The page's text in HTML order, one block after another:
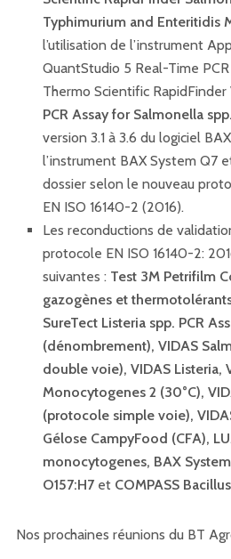
Typhimurium and Enteritidis
l’utilisation de l’instrument
QuantStudio 5 Real-Time
Thermo Scientific RapidFinder
PCR Assay for Salmonella spp.
version 3.1 à 3.6 du logiciel
l’instrument BAX System Q7
dossier selon le nouveau
EN ISO 16140-2 (2016).
Les reconductions de
protocole EN ISO 16140-2:
suivantes : Test 3M Petrifilm
gazogènes et
SureTect Listeria spp. PCR
(dénombrement), VIDAS
double voie), VIDAS Listeria,
Monocytogenes 2 (30°C),
(protocole simple voie),
Gélose CampyFood (CFA),
monocytogenes, BAX
O157:H7 etCOMPASS
Nos prochaines réunions du BT